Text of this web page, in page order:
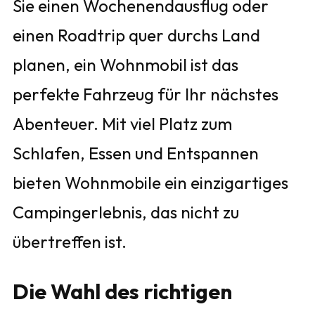
Sie einen Wochenendausflug oder
einen Roadtrip quer durchs Land
planen, ein Wohnmobil ist das
perfekte Fahrzeug für Ihr nächstes
Abenteuer. Mit viel Platz zum
Schlafen, Essen und Entspannen
bieten Wohnmobile ein einzigartiges
Campingerlebnis, das nicht zu
übertreffen ist.
Die Wahl des richtigen